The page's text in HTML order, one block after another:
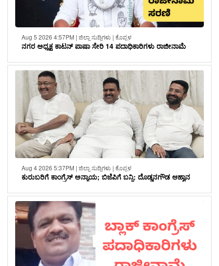
Aug 5 2026 4:57PM | ಜಿಲ್ಲಾ ಸುದ್ದಿಗಳು | ಕೊಪ್ಪಳ
ನಗರ ಅಧ್ಯಕ್ಷ ಕಾಟನ್ ಪಾಷಾ ಸೇರಿ 14 ಪದಾಧಿಕಾರಿಗಳು ರಾಜೀನಾಮೆ
Aug 4 2026 5:37PM | ಜಿಲ್ಲಾ ಸುದ್ದಿಗಳು | ಕೊಪ್ಪಳ
ಕುರುಬರಿಗೆ ಕಾಂಗ್ರೆಸ್ ಅನ್ಯಾಯ; ಬಿಜೆಪಿಗೆ ಬನ್ನಿ: ದೊಡ್ಡನಗೌಡ ಆಹ್ವಾನ